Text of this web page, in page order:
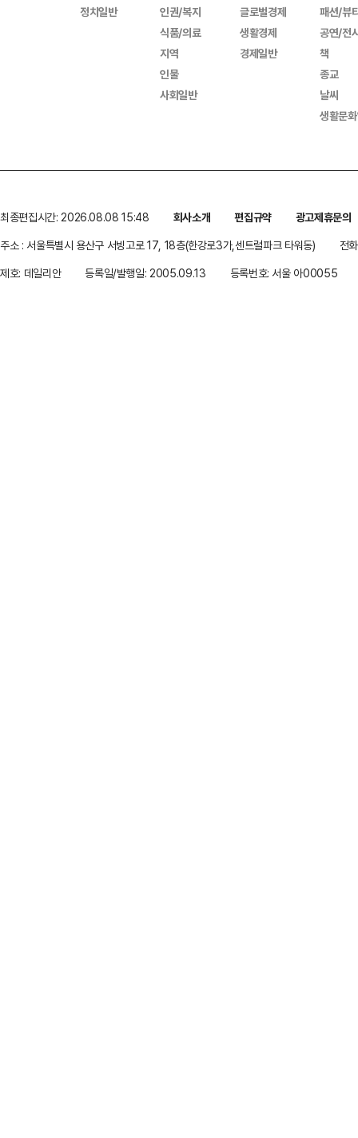
정치일반
인권/복지
식품/의료
지역
인물
사회일반
글로벌경제
생활경제
경제일반
패션/뷰
공연/전
책
종교
날씨
생활문
최종편집시간: 2026.08.08 15:48 회사소개 편집규약
광고제휴문의
주소 : 서울특별시 용산구 서빙고로 17, 18층(한강로3가,센트럴파크 타워동)
전
제호: 데일리안
등록일/발행일: 2005.09.13 등록번호: 서울 아00055